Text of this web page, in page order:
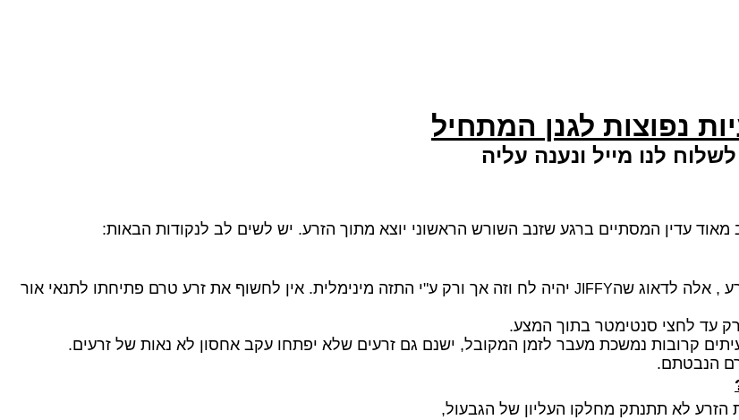
נפוצות לגנן המתחיל
לנו מייל ונענה עליה
עדין המסתיים ברגע שזנב השורש הראשוני יוצא מתוך הזרע. יש לשים לב לנקודות הבאות:
, אלה לדאוג שהJIFFY יהיה לח וזה אך ורק ע"י התזה מינימלית. אין לחשוף את זרע טרם פתיחתו לתנאי אור
עד לחצי סנטימטר בתוך המצע.
קרובות נמשכת מעבר לזמן המקובל, ישנם גם זרעים שלא יפתחו עקב אחסון לא נאות של זרעים.
הנבטתם.
הזרע לא תתנתק מחלקו העליון של הגבעול,